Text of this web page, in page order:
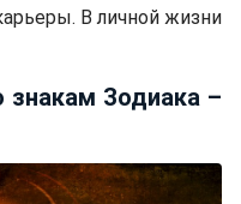
В личной жизни
знакам Зодиака –